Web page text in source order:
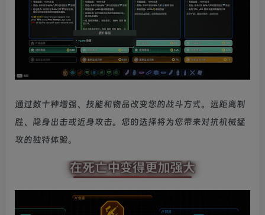
通过数十种增强、技能和物品改变您的战斗方式。远距离制
胜、隐身出击或近身攻击。您的选择将为您带来对抗机械猛
攻的独特体验。